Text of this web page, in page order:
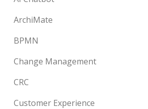
ArchiMate
BPMN
Change Management
CRC
Customer Experience